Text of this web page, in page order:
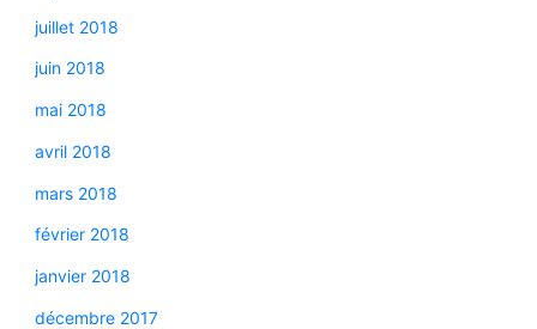
juillet 2018
juin 2018
mai 2018
avril 2018
mars 2018
février 2018
janvier 2018
décembre 2017